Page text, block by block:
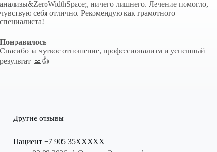
анализы&ZeroWidthSpace;, ничего лишнего. Лечение помогло,
чувствую себя отлично. Рекомендую как грамотного
специалиста!
Понравилось
Спасибо за чуткое отношение, профессионализм и успешный
результат. 🙏👍
Другие отзывы
Пациент +7 905 35XXXXX